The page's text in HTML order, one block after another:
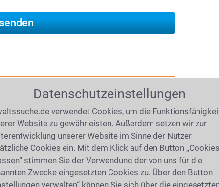
strafrechtlich relevant verhalten?
Ihrer Wohnung oder
Sie eineVorladungerhalten? Wurden
Körperverletzungoder eine einer anderen
Betäubungsmittelsichergestellt? Unsere
Datenschutzeinstellungen
verwendet Cookies, um die
Website zu gewährleisten. Außerdem setzen wir zur
unserer Website im Sinne der Nutzer
Cookies ein. Mit dem Klick auf den Button „Cookies
stimmen Sie der Verwendung der von uns für die
Zwecke eingesetzten Cookies zu. Über den Button
verwalten“ können Sie sich über die